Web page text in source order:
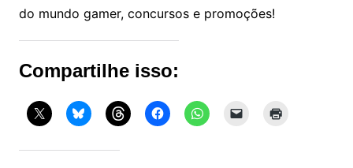
do mundo gamer, concursos e promoções!
Compartilhe isso: